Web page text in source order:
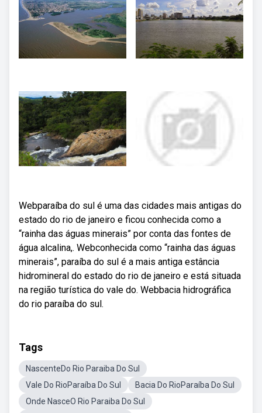
Webparaíba do sul é uma das cidades mais antigas do
estado do rio de janeiro e ficou conhecida como a
“rainha das águas minerais” por conta das fontes de
água alcalina,. Webconhecida como “rainha das águas
minerais”, paraíba do sul é a mais antiga estância
hidromineral do estado do rio de janeiro e está situada
na região turística do vale do. Webbacia hidrográfica
do rio paraíba do sul.
Tags
NascenteDo Rio Paraiba Do Sul
Vale Do RioParaíba Do Sul
Bacia Do RioParaíba Do Sul
Onde NasceO Rio Paraiba Do Sul